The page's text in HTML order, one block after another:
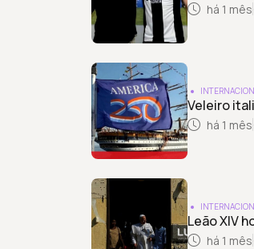
há 1 mês
Veleiro
há 1 mês
Leão XIV
há 1 mês